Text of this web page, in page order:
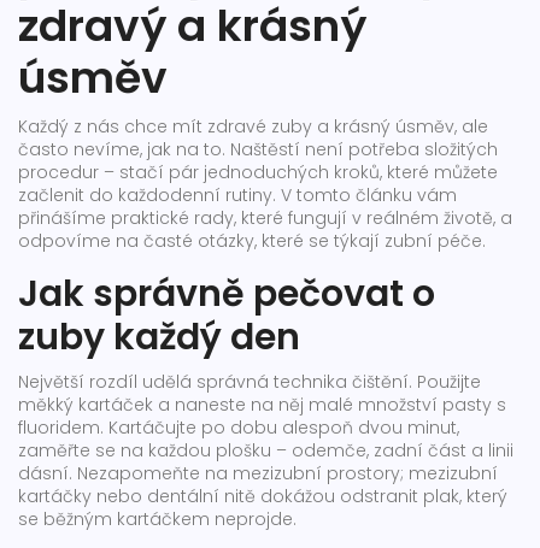
zdravý a krásný
úsměv
Každý z nás chce mít zdravé zuby a krásný úsměv, ale
často nevíme, jak na to. Naštěstí není potřeba složitých
procedur – stačí pár jednoduchých kroků, které můžete
začlenit do každodenní rutiny. V tomto článku vám
přinášíme praktické rady, které fungují v reálném životě, a
odpovíme na časté otázky, které se týkají zubní péče.
Jak správně pečovat o
zuby každý den
Největší rozdíl udělá správná technika čištění. Použijte
měkký kartáček a naneste na něj malé množství pasty s
fluoridem. Kartáčujte po dobu alespoň dvou minut,
zaměřte se na každou plošku – odemče, zadní část a linii
dásní. Nezapomeňte na mezizubní prostory; mezizubní
kartáčky nebo dentální nitě dokážou odstranit plak, který
se běžným kartáčkem neprojde.